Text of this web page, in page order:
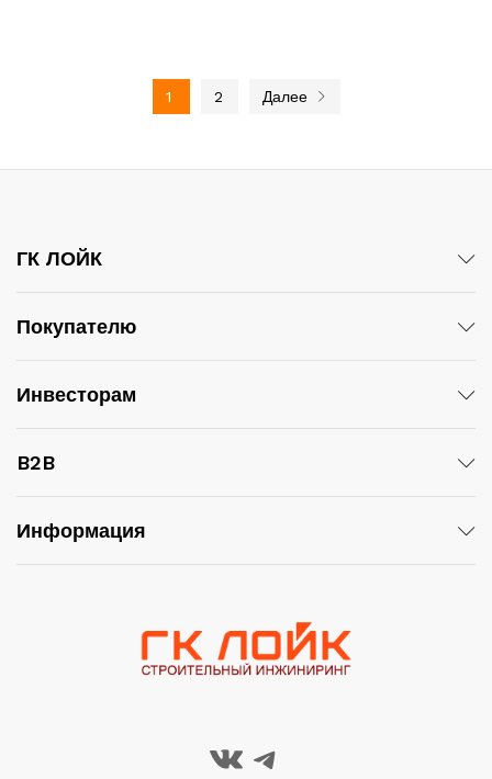
1 2 Далее
ГК ЛОЙК
Покупателю
Инвесторам
B2B
Информация